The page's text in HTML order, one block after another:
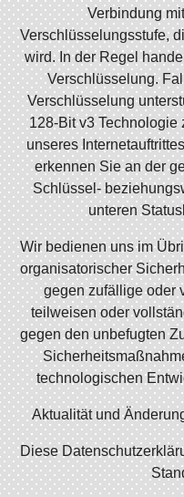
Verbindung
Verschlüsselungsstufe,
wird. In der Regel
Verschlüsselung.
Verschlüsselung
128-Bit v3
unseres
erkennen Sie an der
Schlüssel-
unteren
Wir bedienen uns im
organisatorischer
gegen zufällige oder
teilweisen oder
gegen den unbefugten
technologischen
Aktualität und
Diese